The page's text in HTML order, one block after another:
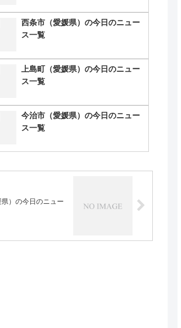
西条市（愛媛県）の今日のニュー
ス一覧
上島町（愛媛県）の今日のニュー
ス一覧
今治市（愛媛県）の今日のニュー
ス一覧
）の今日のニュー